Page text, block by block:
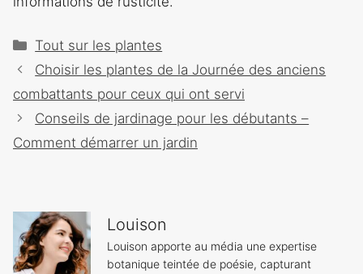
Catégories
Tout sur les plantes
Navigation
des
Choisir les plantes de la Journée des anciens
combattants pour ceux qui ont servi
Conseils de jardinage pour les débutants –
Comment démarrer un jardin
Louison
Louison apporte au média une expertise
botanique teintée de poésie, capturant